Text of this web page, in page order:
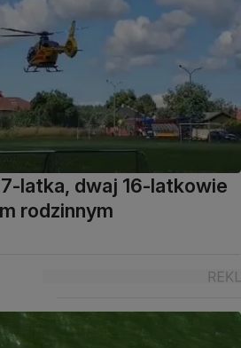
latka, dwaj 16-latkowie
rodzinnym